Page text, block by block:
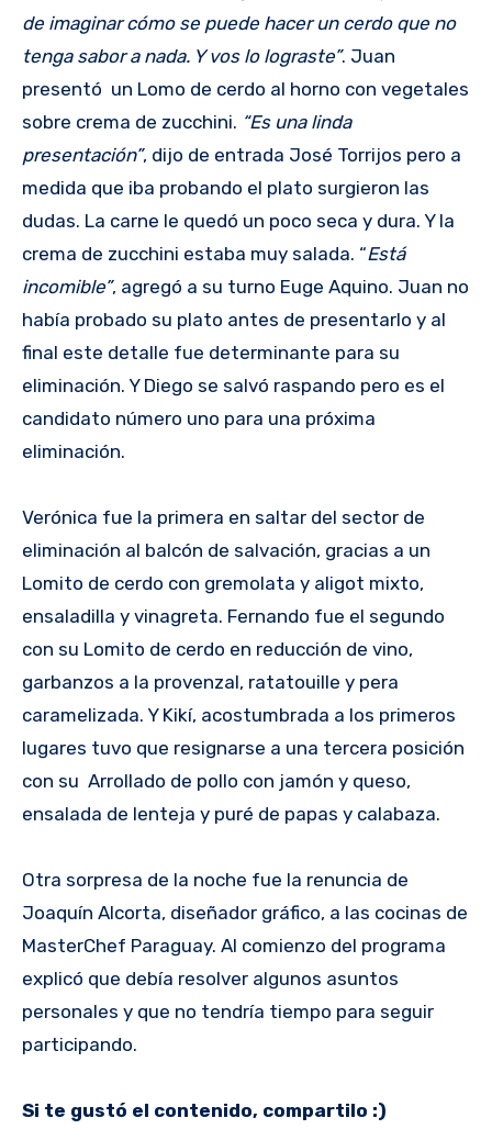
de imaginar cómo se puede hacer un cerdo que no
tenga sabor a nada. Y vos lo lograste”. Juan
presentó un Lomo de cerdo al horno con vegetales
sobre crema de zucchini. “Es una linda
presentación”, dijo de entrada José Torrijos pero a
medida que iba probando el plato surgieron las
dudas. La carne le quedó un poco seca y dura. Y la
crema de zucchini estaba muy salada. “Está
incomible”, agregó a su turno Euge Aquino. Juan no
había probado su plato antes de presentarlo y al
final este detalle fue determinante para su
eliminación. Y Diego se salvó raspando pero es el
candidato número uno para una próxima
eliminación.
Verónica fue la primera en saltar del sector de
eliminación al balcón de salvación, gracias a un
Lomito de cerdo con gremolata y aligot mixto,
ensaladilla y vinagreta. Fernando fue el segundo
con su Lomito de cerdo en reducción de vino,
garbanzos a la provenzal, ratatouille y pera
caramelizada. Y Kikí, acostumbrada a los primeros
lugares tuvo que resignarse a una tercera posición
con su Arrollado de pollo con jamón y queso,
ensalada de lenteja y puré de papas y calabaza.
Otra sorpresa de la noche fue la renuncia de
Joaquín Alcorta, diseñador gráfico, a las cocinas de
MasterChef Paraguay. Al comienzo del programa
explicó que debía resolver algunos asuntos
personales y que no tendría tiempo para seguir
participando.
Si te gustó el contenido, compartilo :)